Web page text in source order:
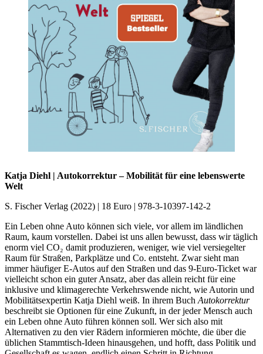
Katja Diehl | Autokorrektur – Mobilität für eine lebenswerte
Welt
S. Fischer Verlag (2022) | 18 Euro | 978-3-10397-142-2
Ein Leben ohne Auto können sich viele, vor allem im ländlichen
Raum, kaum vorstellen. Dabei ist uns allen bewusst, dass wir täglich
enorm viel CO₂ damit produzieren, weniger, wie viel versiegelter
Raum für Straßen, Parkplätze und Co. entsteht. Zwar sieht man
immer häufiger E-Autos auf den Straßen und das 9-Euro-Ticket war
vielleicht schon ein guter Ansatz, aber das allein reicht für eine
inklusive und klimagerechte Verkehrswende nicht, wie Autorin und
Mobilitätsexpertin Katja Diehl weiß. In ihrem Buch Autokorrektur
beschreibt sie Optionen für eine Zukunft, in der jeder Mensch auch
ein Leben ohne Auto führen können soll. Wer sich also mit
Alternativen zu den vier Rädern informieren möchte, die über die
üblichen Stammtisch-Ideen hinausgehen, und hofft, dass Politik und